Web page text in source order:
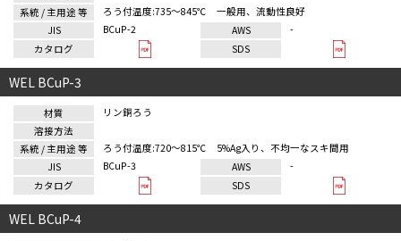
ろう付温度:735～845℃ 一般用、流動性良好
BCuP-2
-
WEL BCuP-3
リン銅ろう
ろう付温度:720～815℃ 5%Ag入り、不均一なスキ間用
BCuP-3
-
WEL BCuP-4